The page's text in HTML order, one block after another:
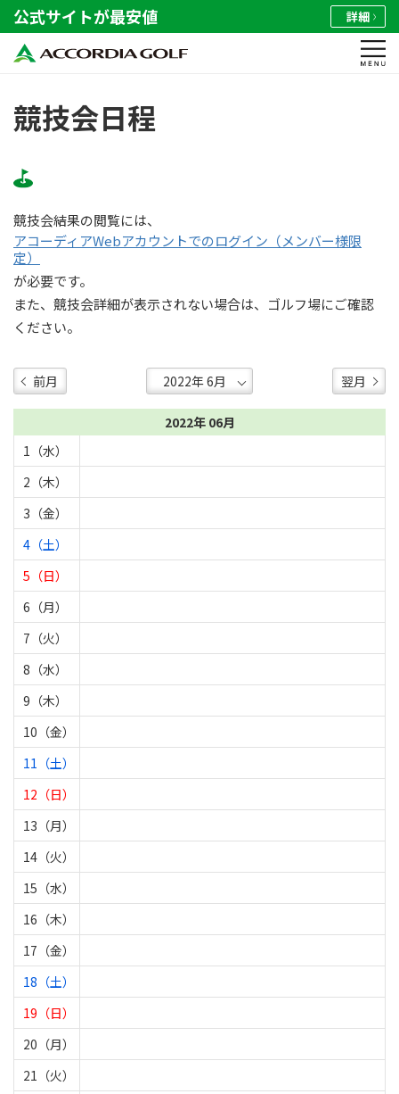
公式サイトが最安値 詳細
競技会日程
競技会結果の閲覧には、
アコーディアWebアカウントでのログイン（メンバー様限
定）
が必要です。
また、競技会詳細が表示されない場合は、ゴルフ場にご確認
ください。
前月 翌月
2022年 06月
1（水）
2（木）
3（金）
4（土）
5（日）
6（月）
7（火）
8（水）
9（木）
10（金）
11（土）
12（日）
13（月）
14（火）
15（水）
16（木）
17（金）
18（土）
19（日）
20（月）
21（火）